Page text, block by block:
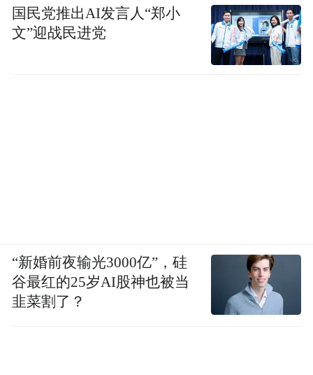
国民党推出AI发言人“郑小
文”迎战民进党
“新婚前夜输光3000亿”，硅
谷最红的25岁AI股神也被当
韭菜割了？